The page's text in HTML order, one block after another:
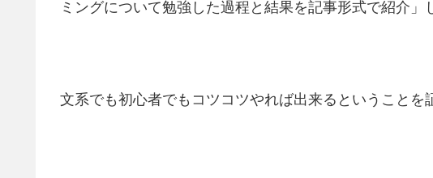
ミングについて勉強した過程と結果を記事形式で紹介」
文系でも初心者でもコツコツやれば出来るということを